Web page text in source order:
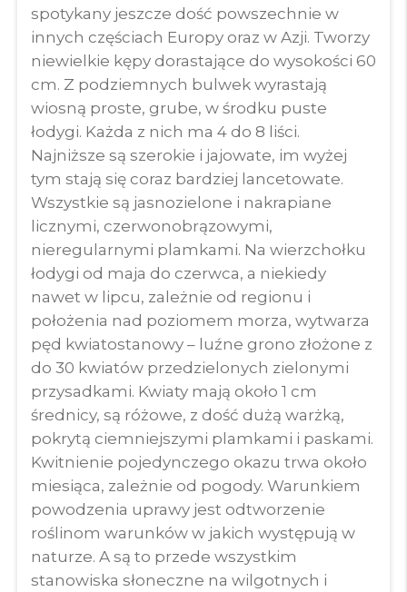
spotykany jeszcze dość powszechnie w
innych częściach Europy oraz w Azji. Tworzy
niewielkie kępy dorastające do wysokości 60
cm. Z podziemnych bulwek wyrastają
wiosną proste, grube, w środku puste
łodygi. Każda z nich ma 4 do 8 liści.
Najniższe są szerokie i jajowate, im wyżej
tym stają się coraz bardziej lancetowate.
Wszystkie są jasnozielone i nakrapiane
licznymi, czerwonobrązowymi,
nieregularnymi plamkami. Na wierzchołku
łodygi od maja do czerwca, a niekiedy
nawet w lipcu, zależnie od regionu i
położenia nad poziomem morza, wytwarza
pęd kwiatostanowy – luźne grono złożone z
do 30 kwiatów przedzielonych zielonymi
przysadkami. Kwiaty mają około 1 cm
średnicy, są różowe, z dość dużą warżką,
pokrytą ciemniejszymi plamkami i paskami.
Kwitnienie pojedynczego okazu trwa około
miesiąca, zależnie od pogody. Warunkiem
powodzenia uprawy jest odtworzenie
roślinom warunków w jakich występują w
naturze. A są to przede wszystkim
stanowiska słoneczne na wilgotnych i